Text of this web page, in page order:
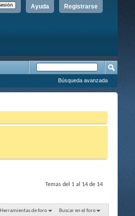
Registrarse
Ayuda
Búsqueda avanzada
Temas del 1 al 14 de 14
Herramientas de foro Buscar en el foro